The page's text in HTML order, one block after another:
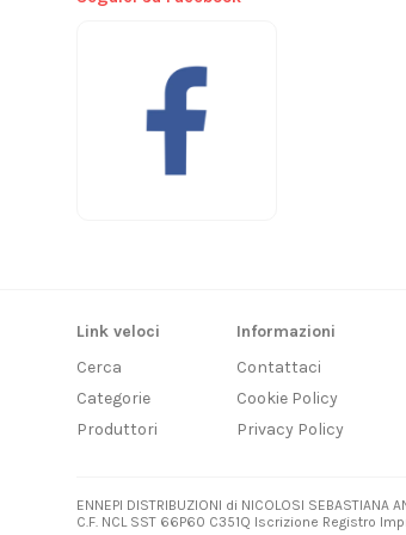
Link veloci
Cerca
Categorie
Produttori
Informazioni
Contattaci
Cookie Policy
Privacy Policy
ENNEPI DISTRIBUZIONI di NICOLOSI
C.F. NCL SST 66P60 C351Q Iscrizione Registro